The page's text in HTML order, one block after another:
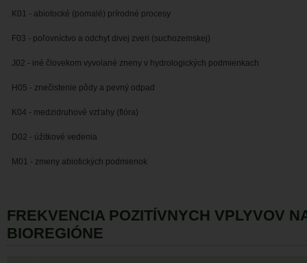
K01 - abiotocké (pomalé) prírodné procesy
F03 - poľovníctvo a odchyt divej zveri (suchozemskej)
J02 - iné človekom vyvolané zneny v hydrologických podmienkach
H05 - znečistenie pôdy a pevný odpad
K04 - medzidruhové vzťahy (flóra)
D02 - úžitkové vedenia
M01 - zmeny abiotických podmienok
FREKVENCIA POZITÍVNYCH VPLYVOV
BIOREGIÓNE